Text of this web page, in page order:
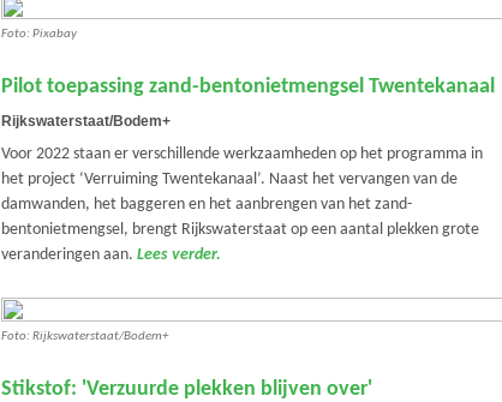
Foto: Pixabay
Pilot toepassing zand-bentonietmengsel Twentekanaal
Rijkswaterstaat/Bodem+
Voor 2022 staan er verschillende werkzaamheden op het programma in
het project ‘Verruiming Twentekanaal’. Naast het vervangen van de
damwanden, het baggeren en het aanbrengen van het zand-
bentonietmengsel, brengt Rijkswaterstaat op een aantal plekken grote
veranderingen aan. Lees verder.
Foto: Rijkswaterstaat/Bodem+
Stikstof: 'Verzuurde plekken blijven over'